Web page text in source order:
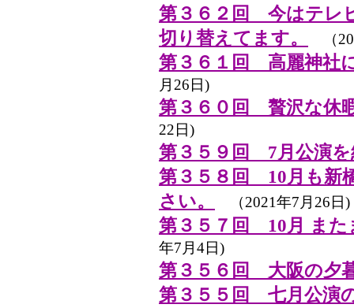
第３６２回 今はテレ
切り替えてます。
（
第３６１回 高麗神社
月26日)
第３６０回 贅沢な休
22日)
第３５９回 7月公演を
第３５８回 10月も新
さい。
（2021年7月26日)
第３５７回 10月 また
年7月4日)
第３５６回 大阪の夕
第３５５回 七月公演